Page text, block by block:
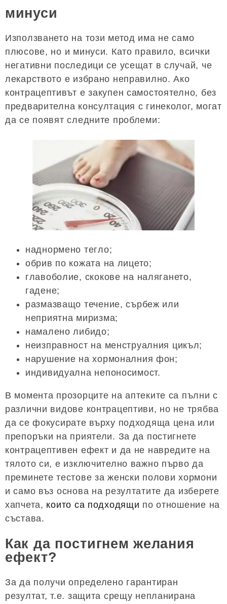
минуси
Използването на този метод има не само
плюсове, но и минуси. Като правило, всички
негативни последици се усещат в случай, че
лекарството е избрано неправилно. Ако
контрацептивът е закупен самостоятелно, без
предварителна консултация с гинеколог, могат
да се появят следните проблеми:
наднормено тегло;
обрив по кожата на лицето;
главоболие, скокове на налягането,
гадене;
размазващо течение, сърбеж или
неприятна миризма;
намалено либидо;
неизправност на менструалния цикъл;
нарушение на хормоналния фон;
индивидуална непоносимост.
В момента прозорците на аптеките са пълни с
различни видове контрацептиви, но не трябва
да се фокусирате върху подходяща цена или
препоръки на приятели. За да постигнете
контрацептивен ефект и да не навредите на
тялото си, е изключително важно първо да
преминете тестове за женски полови хормони
и само въз основа на резултатите да изберете
хапчета, които са подходящи по отношение на
състава.
Как да постигнем желания
ефект?
За да получи определено гарантиран
резултат, т.е. защита срещу непланирана